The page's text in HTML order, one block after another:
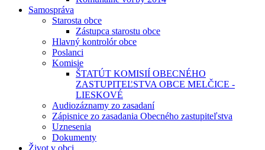
Samospráva
Starosta obce
Zástupca starostu obce
Hlavný kontrolór obce
Poslanci
Komisie
ŠTATÚT KOMISIÍ OBECNÉHO
ZASTUPITEĽSTVA OBCE MELČICE -
LIESKOVÉ
Audiozáznamy zo zasadaní
Zápisnice zo zasadania Obecného zastupiteľstva
Uznesenia
Dokumenty
Život v obci